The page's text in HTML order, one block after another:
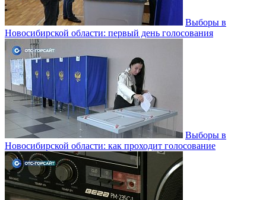
Выборы в
Новосибирской области: первый день голосования
Выборы в
Новосибирской области: как проходит голосование